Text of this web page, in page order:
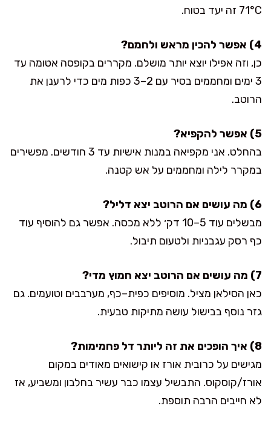
71°C זה יעד בטוח.
4) אפשר להכין מראש ולחמם?
כן, וזה אפילו יוצא יותר מושלם. מקררים בקופסה אטומה עד
3 ימים ומחממים בסיר עם 2–3 כפות מים כדי לרענן את
הרוטב.
5) אפשר להקפיא?
בהחלט. אני מקפיאה במנות אישיות עד 3 חודשים. מפשירים
במקרר לילה ומחממים על אש קטנה.
6) מה עושים אם הרוטב יצא דליל?
מבשלים עוד 5–10 דק׳ ללא מכסה. אפשר גם להוסיף עוד
כף רסק עגבניות ולטעום תיבול.
7) מה עושים אם הרוטב יצא חמוץ מדי?
כאן הסילאן מציל. מוסיפים כפית–כף, מערבבים וטועמים. גם
גזר נוסף בבישול עושה מתיקות טבעית.
8) איך הופכים את זה ליותר דל פחמימות?
מגישים על כרובית אורז או קישואים מאודים במקום
אורז/קוסקוס. התבשיל עצמו כבר עשיר בחלבון ומשביע, אז
לא חייבים הרבה תוספת.